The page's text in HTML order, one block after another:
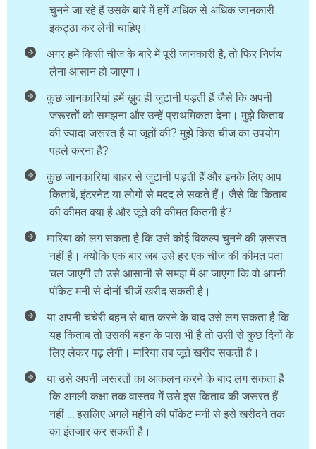
चुनने जा रहे हैं उसके बारे में हमें अधिक से अधिक जानकारी
इकट्ठा कर लेनी चाहिए।
अगर हमें किसी चीज के बारे में पूरी जानकारी है, तो फिर निर्णय
लेना आसान हो जाएगा।
कुछ जानकारियां हमें ख़ुद ही जुटानी पड़ती हैं जैसे कि अपनी
जरूरतों को समझना और उन्हें प्राथमिकता देना। मुझे किताब
की ज्यादा जरूरत है या जूतों की? मुझे किस चीज का उपयोग
पहले करना है?
कुछ जानकारियां बाहर से जुटानी पड़ती हैं और इनके लिए आप
किताबें, इंटरनेट या लोगों से मदद ले सकते हैं। जैसे कि किताब
की कीमत क्या है और जूते की कीमत कितनी है?
मारिया को लग सकता है कि उसे कोई विकल्प चुनने की ज़रूरत
नहीं है। क्योंकि एक बार जब उसे हर एक चीज की कीमत पता
चल जाएगी तो उसे आसानी से समझ में आ जाएगा कि वो अपनी
पॉकेट मनी से दोनों चीजें खरीद सकती है।
या अपनी चचेरी बहन से बात करने के बाद उसे लग सकता है कि
यह किताब तो उसकी बहन के पास भी है तो उसी से कुछ दिनों के
लिए लेकर पढ़ लेगी। मारिया तब जूते खरीद सकती है।
या उसे अपनी जरूरतों का आकलन करने के बाद लग सकता है
कि अगली कक्षा तक वास्तव में उसे इस किताब की जरूरत हैं
नहीं … इसलिए अगले महीने की पॉकेट मनी से इसे खरीदने तक
का इंतजार कर सकती है।